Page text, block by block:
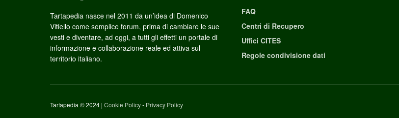
Tartapedia nasce nel 2011 da un’idea di Domenico
Vitiello come semplice forum, prima di cambiare le sue
vesti e diventare, ad oggi, a tutti gli effetti un portale di
informazione e collaborazione reale ed attiva sul
territorio italiano.
FAQ
Centri di Recupero
Uffici CITES
Regole condivisione dati
Tartapedia © 2024 | Cookie Policy- Privacy Policy